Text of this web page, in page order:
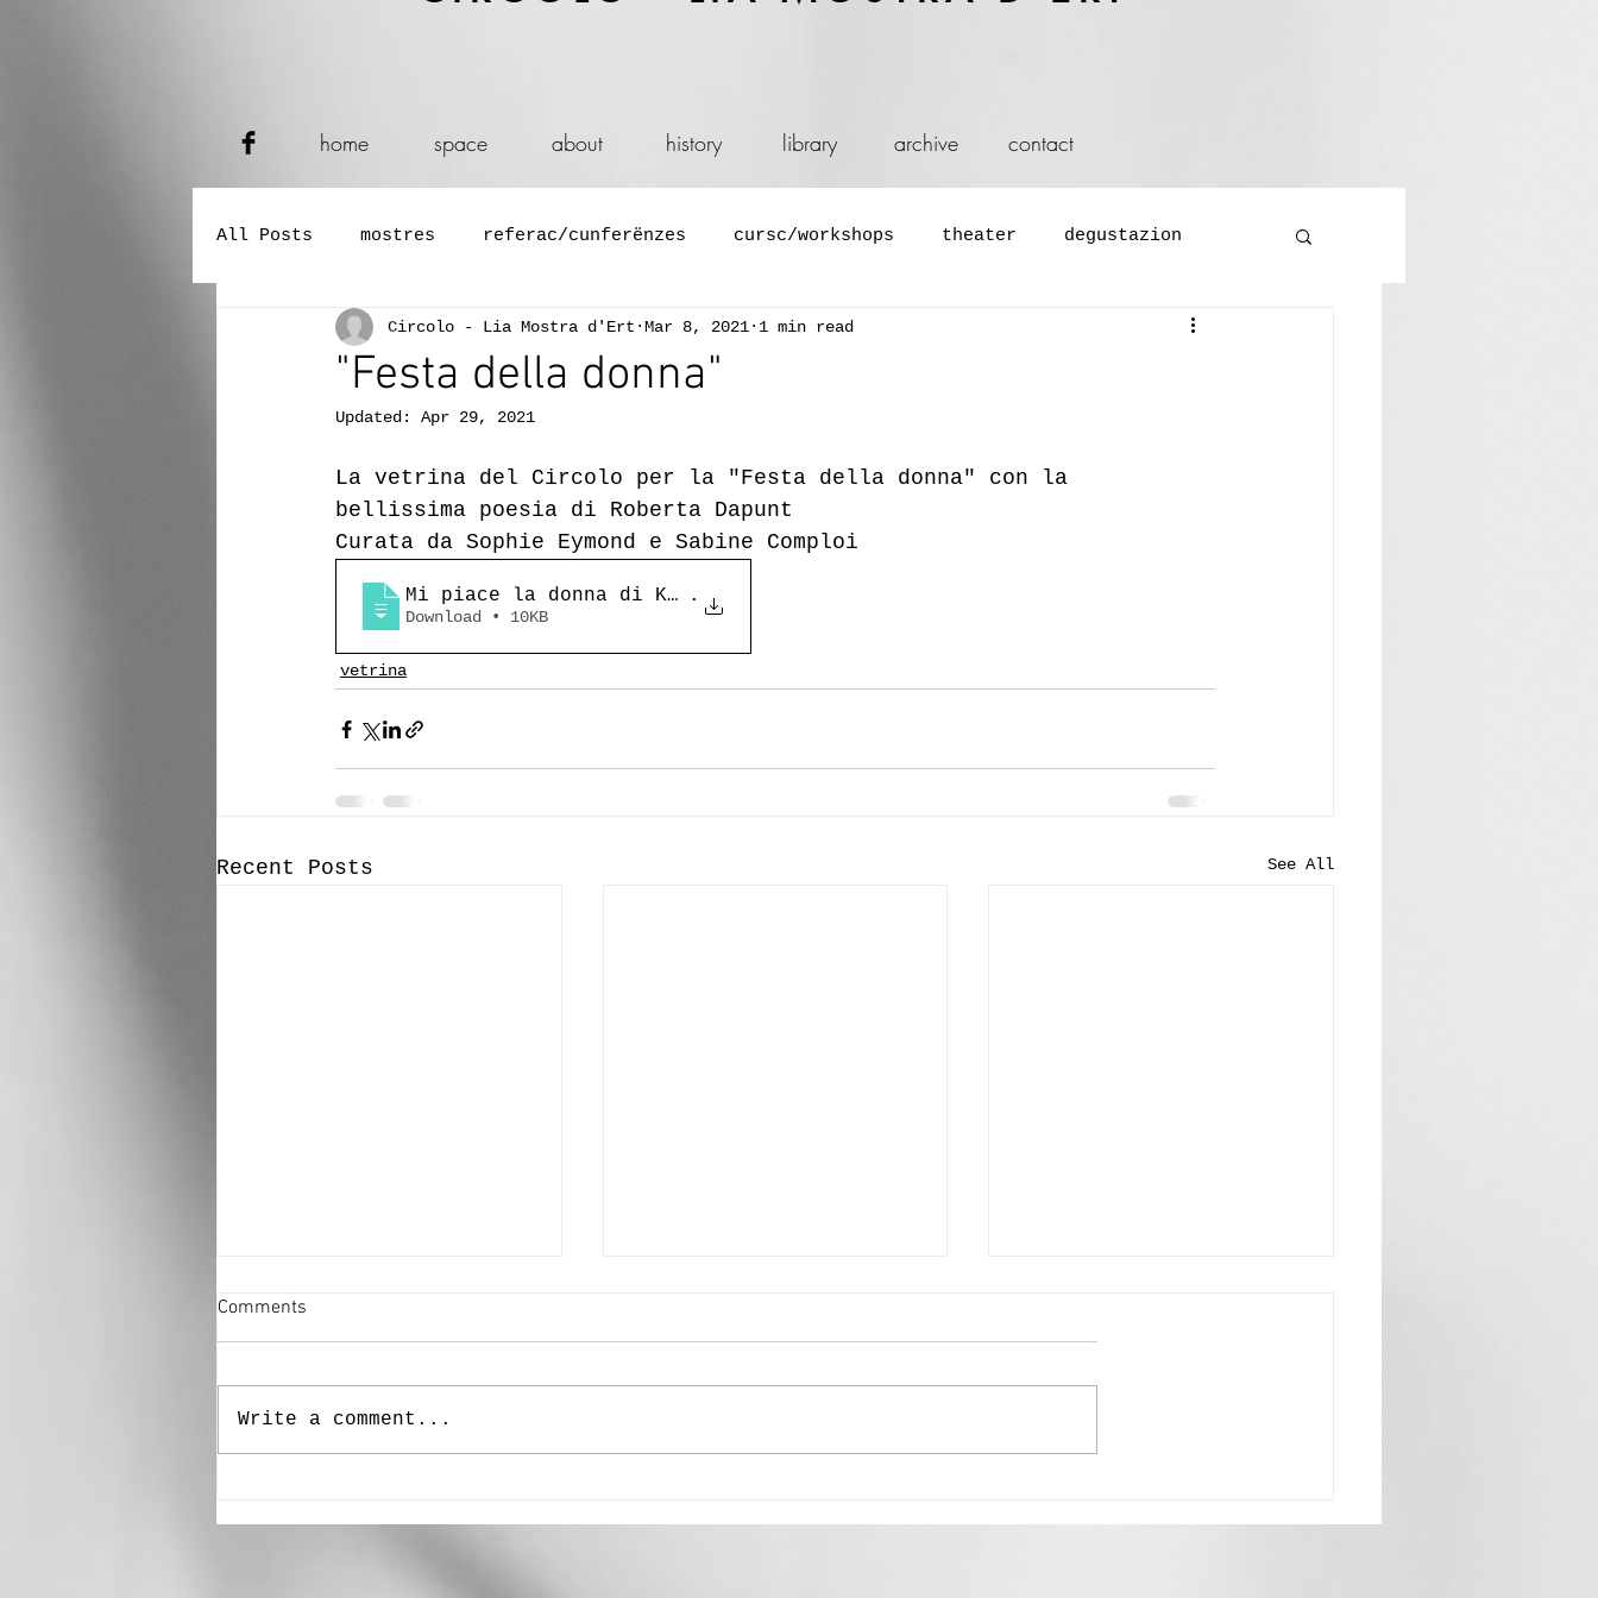
home space about history library archive contact
All Posts mostres referac/cunferënzes cursc/workshops theater degustazion
mujiga/cunzerc symposium descuscion/aperitif culturel
sëires de leteratura performance y bal
senteda generela prejentazion de zaites y libri
"Festa della donna"
Circolo - Lia Mostra d'Ert Mar 8, 2021 1 min read
Updated: Apr 29, 2021
La vetrina del Circolo per la "Festa della donna" con la
bellissima poesia di Roberta Dapunt
Curata da Sophie Eymond e Sabine Comploi
Mi piace la donna di Kubin_Roberta Dapun
.
Download • 10KB
vetrina
Recent Posts See All
URTIJËI“ – Muriel Senoner
Comments
Write a comment...